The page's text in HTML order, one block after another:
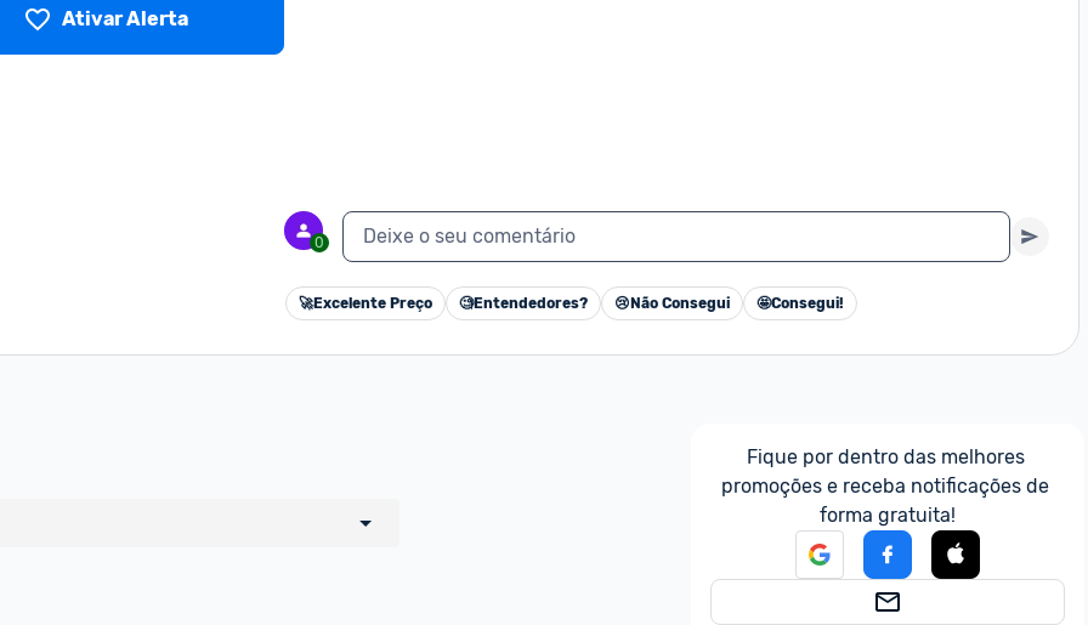
Ativar Alerta
0 Deixe o seu comentário
🚀Excelente Preço 🧐Entendedores? 😢 Não Consegui 🤩Consegui!
Fique por dentro das melhores
promoções e receba notificações de
forma gratuita!